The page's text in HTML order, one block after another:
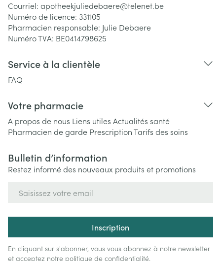
Courriel: apotheekjuliedebaere@telenet.be
Numéro de licence: 331105
Pharmacien responsable: Julie Debaere
Numéro TVA: BE0414798625
Service à la clientèle
FAQ
Votre pharmacie
A propos de nous Liens utiles Actualités santé
Pharmacien de garde PrescriptionTarifs des soins
Bulletin d’information
Restez informé des nouveaux produits et promotions
Inscription
En cliquant sur s'abonner, vous vous abonnez à notre newsletter
et acceptez notre politique de confidentialité.